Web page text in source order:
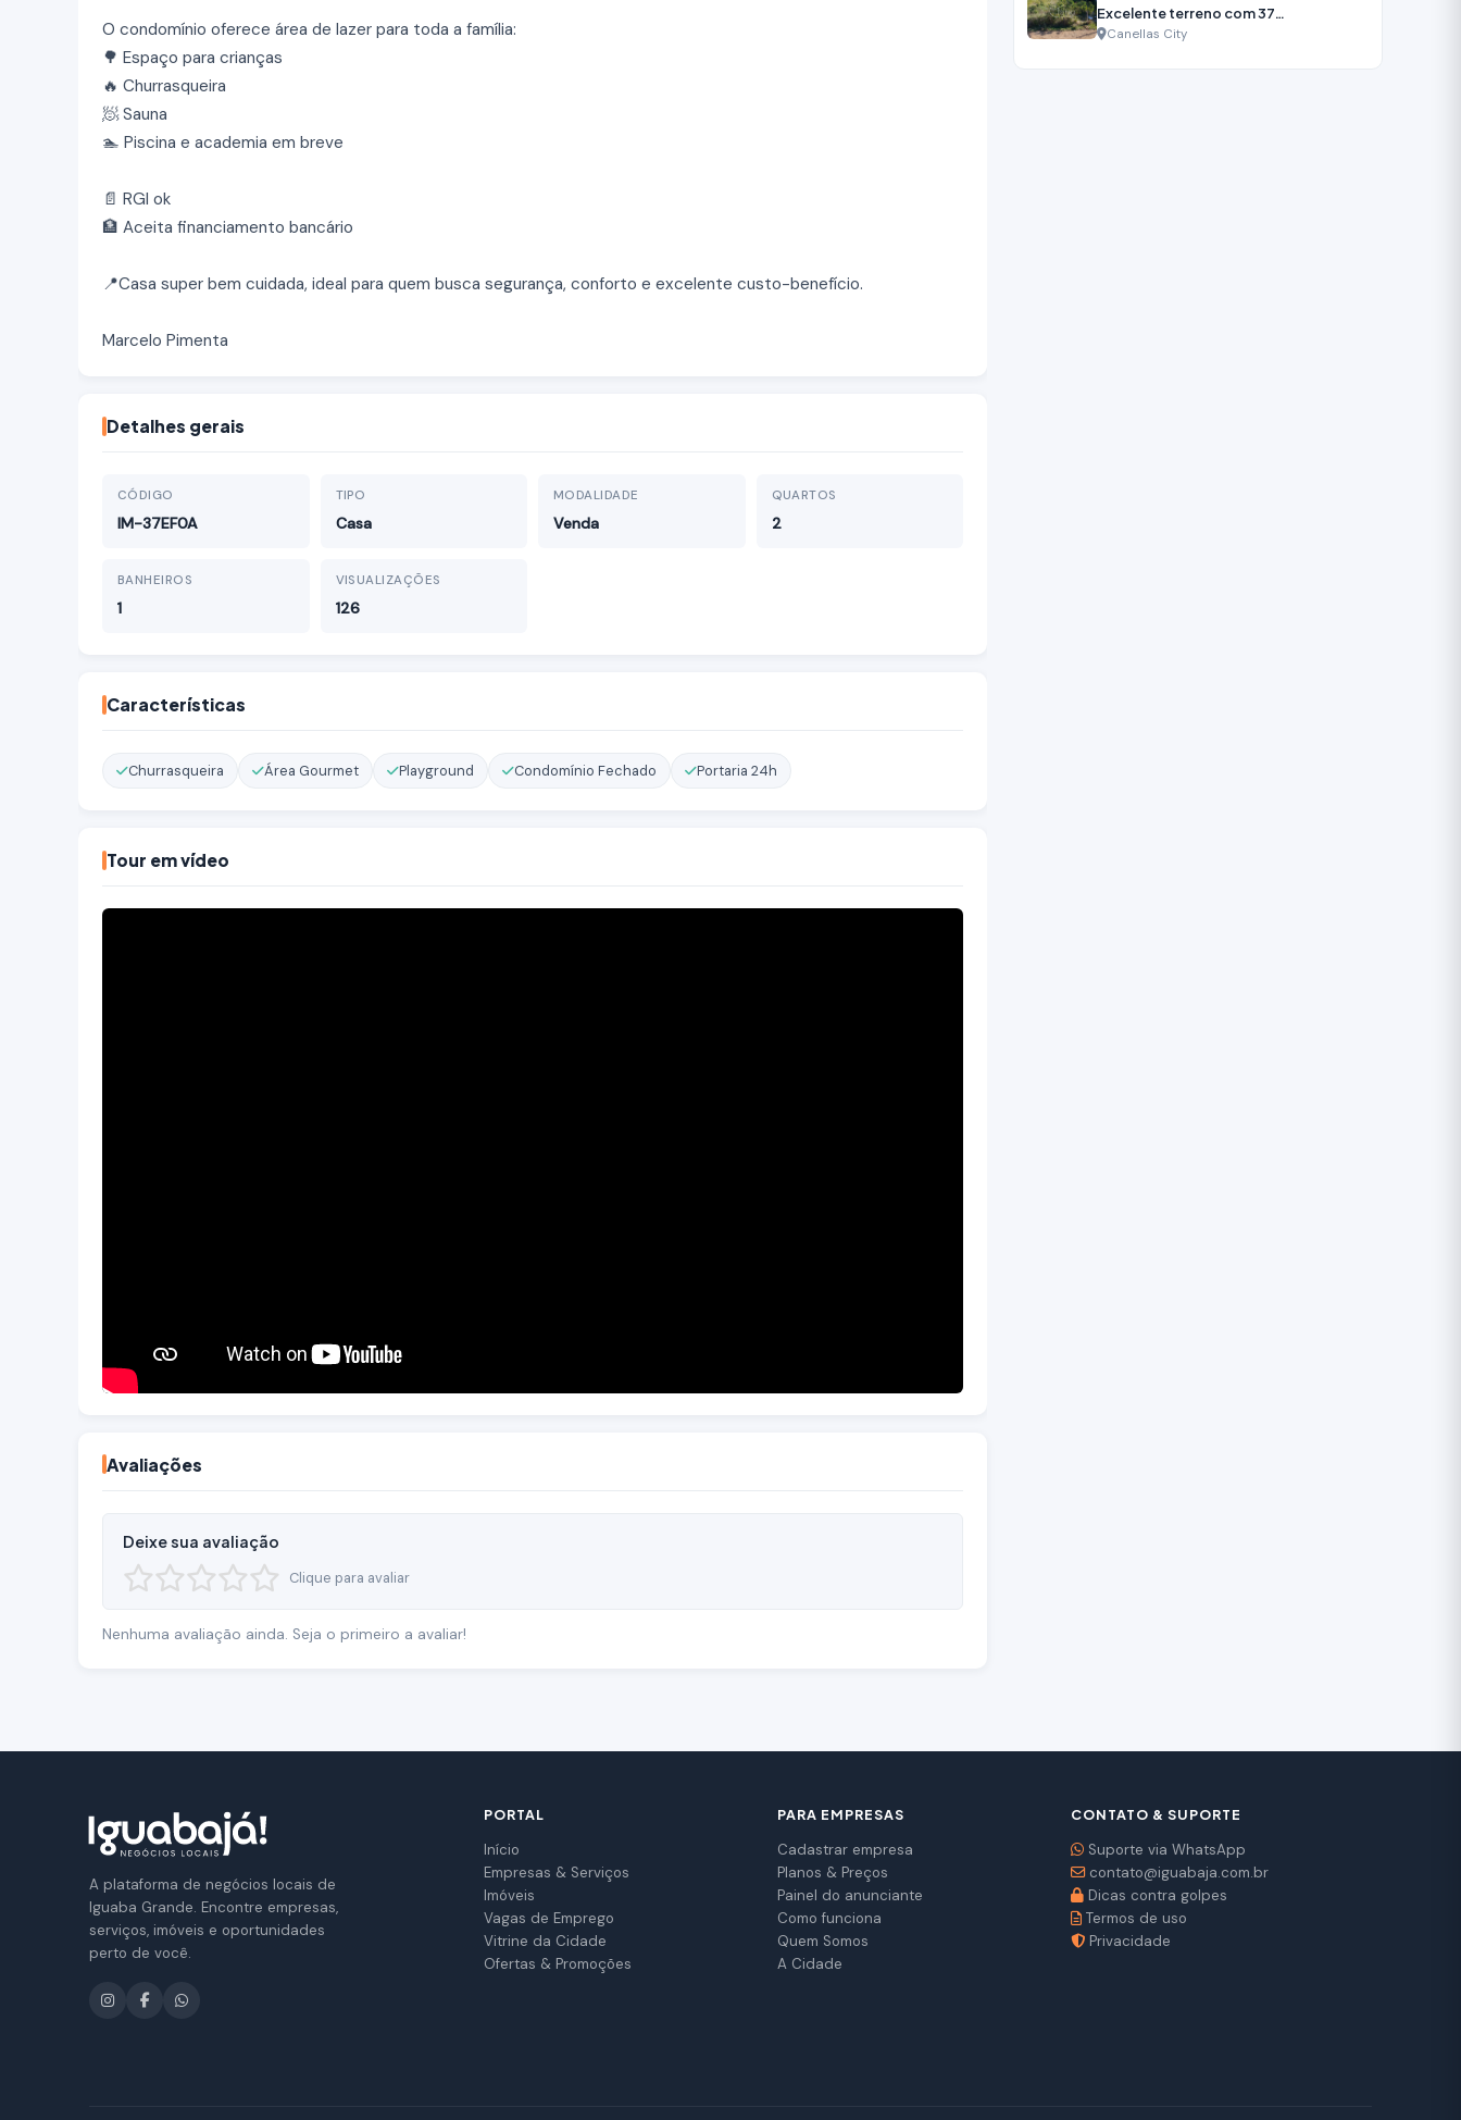
O condomínio oferece área de lazer para toda a família:
🌳 Espaço para crianças
🔥 Churrasqueira
🧖 Sauna
🏊 Piscina e academia em breve
📄 RGI ok
🏦 Aceita financiamento bancário
📍Casa super bem cuidada, ideal para quem busca segurança, conforto e excelente custo-benefício.
Marcelo Pimenta
Detalhes gerais
CÓDIGO
IM-37EF0A
TIPO
Casa
MODALIDADE
Venda
QUARTOS
2
BANHEIROS
1
VISUALIZAÇÕES
126
Características
Churrasqueira Área Gourmet Playground Condomínio Fechado Portaria 24h
Tour em vídeo
Excelente terreno com 372m2 à venda, por R$ 130.000,00 - Canellas City,
Canellas City
Avaliações
Deixe sua avaliação
Clique para avaliar
Nenhuma avaliação ainda. Seja o primeiro a avaliar!
A plataforma de negócios locais de
Iguaba Grande. Encontre empresas,
serviços, imóveis e oportunidades
perto de você.
PORTAL
Início
Empresas & Serviços
Imóveis
Vagas de Emprego
Vitrine da Cidade
Ofertas & Promoções
PARA EMPRESAS
Cadastrar empresa
Planos & Preços
Painel do anunciante
Como funciona
Quem Somos
A Cidade
CONTATO & SUPORTE
Suporte via WhatsApp
contato@iguabaja.com.br
Dicas contra golpes
Termos de uso
Privacidade